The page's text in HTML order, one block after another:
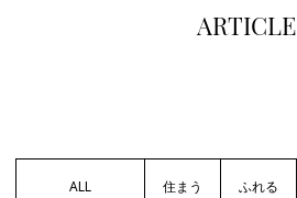
ARTICLE
ALL 住まう ふれる